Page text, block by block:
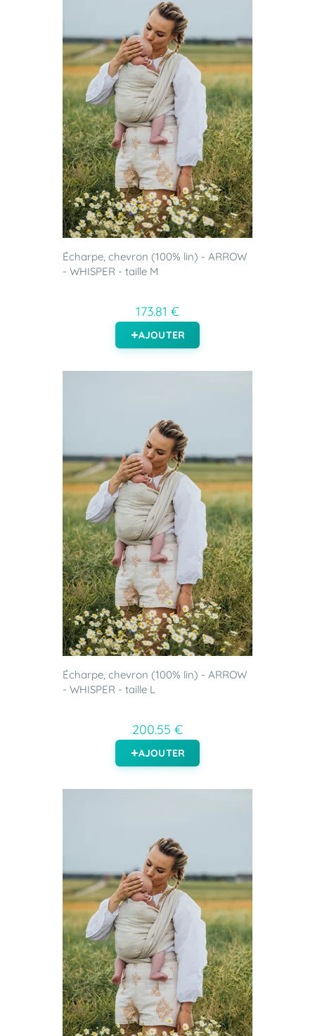
Écharpe, chevron (100% lin) - ARROW
- WHISPER - taille M
173.81 €
AJOUTER
Écharpe, chevron (100% lin) - ARROW
- WHISPER - taille L
200.55 €
AJOUTER